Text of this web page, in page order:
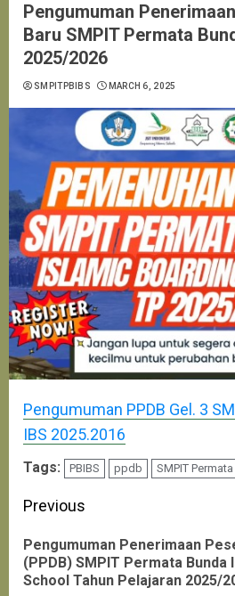
Pengumuman
Baru SMPIT Permata
2025/2026
SMPITPBIBS MARCH 6, 2025
Pengumuman PPDB Gel. 3
IBS 2025.2016
Tags: PBIBS ppdb SMPIT
Continue
Reading
Previous
Pengumuman Penerimaan
(PPDB) SMPIT Permata Bunda
School Tahun Pelajaran 2025/